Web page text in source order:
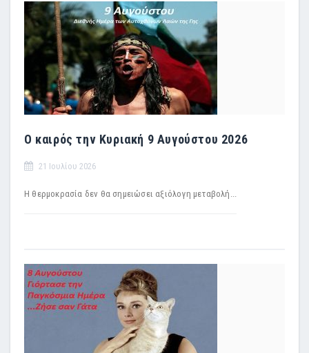
Ο καιρός την Κυριακή 9 Αυγούστου 2026
21 Ιουλίου 2026
Η θερμοκρασία δεν θα σημειώσει αξιόλογη μεταβολή...